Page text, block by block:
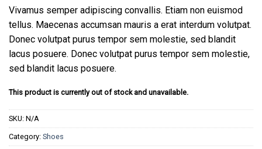
Rated
3.67out
of 5
based
on
3
customer
ratings
Vivamus semper adipiscing convallis. Etiam non euismod
tellus. Maecenas accumsan mauris a erat interdum volutpat.
Donec volutpat purus tempor sem molestie, sed blandit
lacus posuere. Donec volutpat purus tempor sem molestie,
sed blandit lacus posuere.
This product is currently out of stock and unavailable.
SKU: N/A
Category: Shoes